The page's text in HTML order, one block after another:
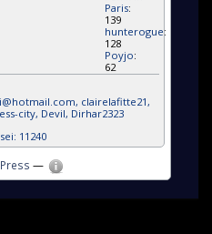
Paris:
139
hunterogue:
128
Poyjo:
62
, clairelafitte21 ,
city, Devil, Dirhar2323
11240
—